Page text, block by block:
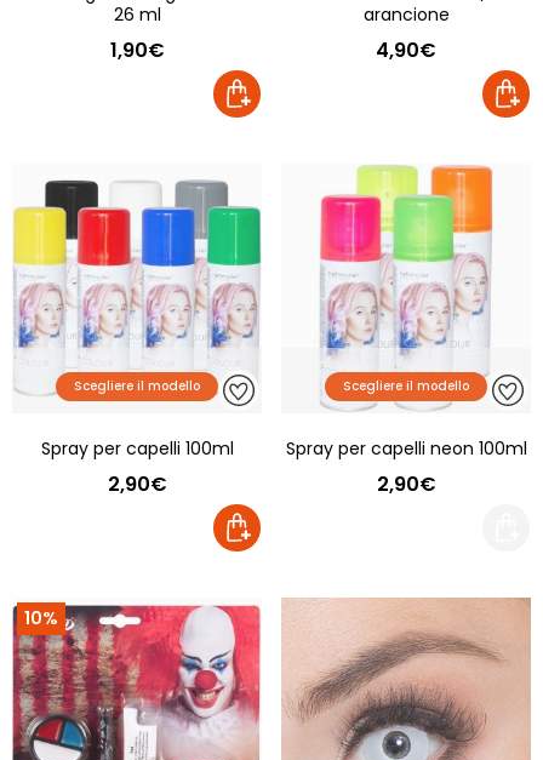
26 ml
1,90€
arancione
4,90€
Scegliere il modello
Spray per capelli 100ml
2,90€
Scegliere il modello
Spray per capelli neon 100ml
2,90€
10%